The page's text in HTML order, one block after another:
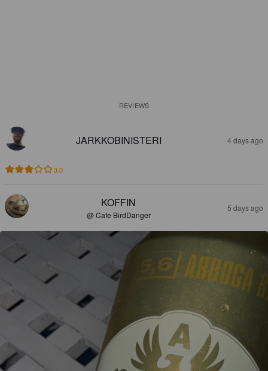
REVIEWS
JARKKOBINISTERI 4 days ago
3.0
KOFFIN
@ Cafe BirdDanger
5 days ago